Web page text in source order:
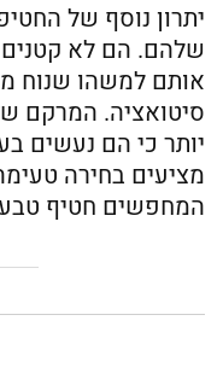
יתרון נוסף של
שלהם. הם לא קטנים
אותם למשהו שנוח
סיטואציה. המרקם
יותר כי הם נעשים
מציעים בחירה
המחפשים חטיף